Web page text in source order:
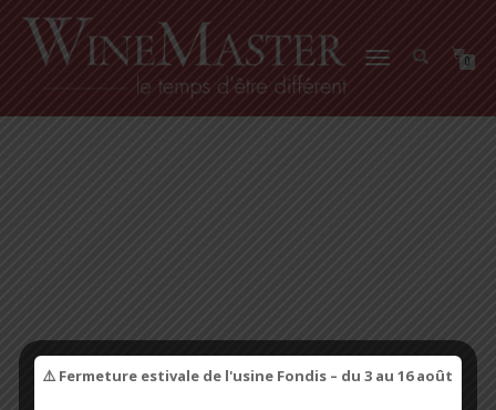
DÉPLIER
0
AUTEUR/AUTRICE :
CHEFDUSITE
⚠️ Fermeture estivale de l'usine Fondis – du 3 au 16 août